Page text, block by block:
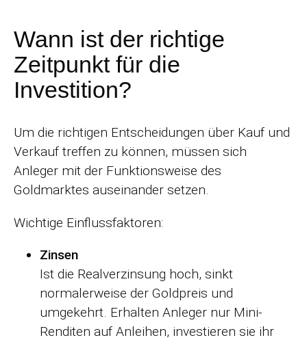
Wann ist der richtige
Zeitpunkt für die
Investition?
Um die richtigen Entscheidungen über Kauf und
Verkauf treffen zu können, müssen sich
Anleger mit der Funktionsweise des
Goldmarktes auseinander setzen.
Wichtige Einflussfaktoren:
Zinsen
Ist die Realverzinsung hoch, sinkt
normalerweise der Goldpreis und
umgekehrt. Erhalten Anleger nur Mini-
Renditen auf Anleihen, investieren sie ihr